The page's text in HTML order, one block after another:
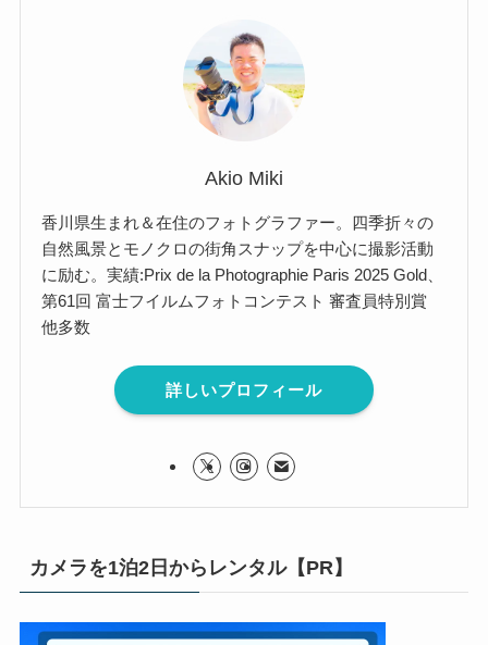
Akio Miki
香川県生まれ＆在住のフォトグラファー。四季折々の
自然風景とモノクロの街角スナップを中心に撮影活動
に励む。実績:Prix de la Photographie Paris 2025 Gold、
第61回 富士フイルムフォトコンテスト 審査員特別賞
他多数
詳しいプロフィール
カメラを1泊2日からレンタル【PR】